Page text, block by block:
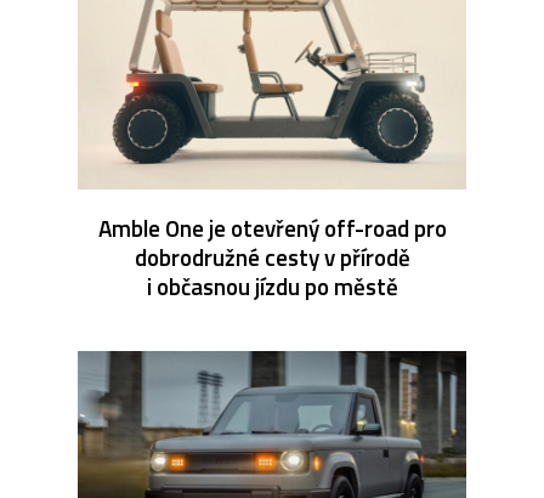
Amble One je otevřený off-road pro
dobrodružné cesty v přírodě
i občasnou jízdu po městě